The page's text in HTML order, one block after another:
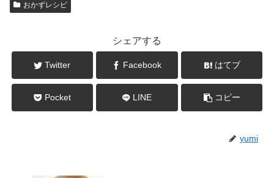
おかずレシピ
シェアする
Twitter Facebook はてブ
Pocket LINE コピー
yumi